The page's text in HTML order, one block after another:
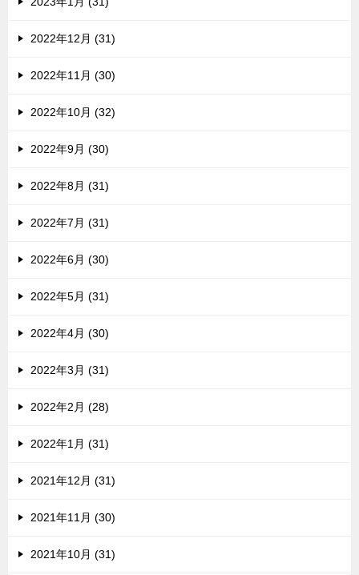
2022年12月 (31)
2022年11月 (30)
2022年10月 (32)
2022年9月 (30)
2022年8月 (31)
2022年7月 (31)
2022年6月 (30)
2022年5月 (31)
2022年4月 (30)
2022年3月 (31)
2022年2月 (28)
2022年1月 (31)
2021年12月 (31)
2021年11月 (30)
2021年10月 (31)